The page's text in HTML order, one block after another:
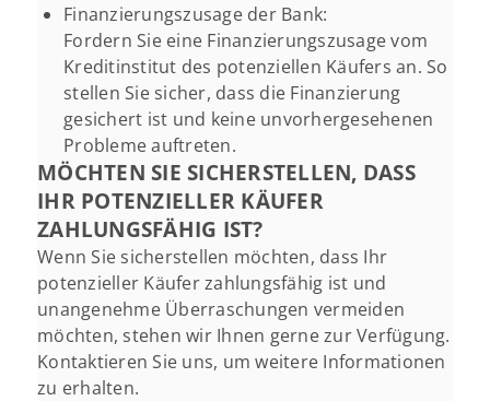
Finanzierungszusage der Bank:
Fordern Sie eine Finanzierungszusage vom
Kreditinstitut des potenziellen Käufers an. So
stellen Sie sicher, dass die Finanzierung
gesichert ist und keine unvorhergesehenen
Probleme auftreten.
MÖCHTEN SIE SICHERSTELLEN, DASS
IHR POTENZIELLER KÄUFER
ZAHLUNGSFÄHIG IST?
Wenn Sie sicherstellen möchten, dass Ihr
potenzieller Käufer zahlungsfähig ist und
unangenehme Überraschungen vermeiden
möchten, stehen wir Ihnen gerne zur Verfügung.
Kontaktieren Sie uns, um weitere Informationen
zu erhalten.